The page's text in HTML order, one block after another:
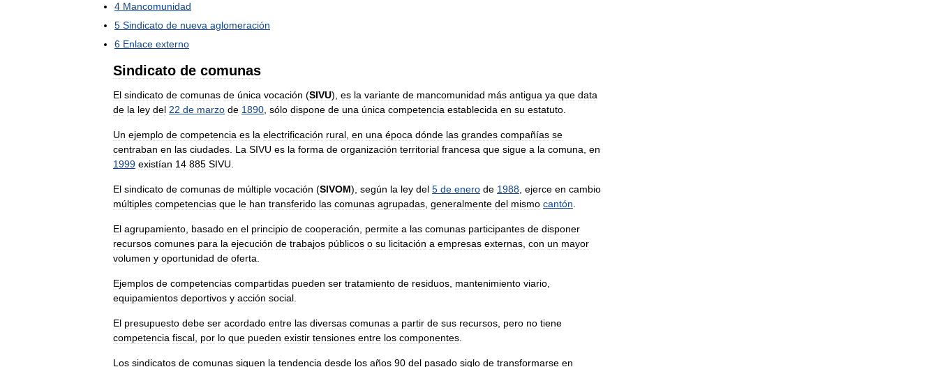
4 Mancomunidad
5 Sindicato de nueva aglomeración
6 Enlace externo
Sindicato de comunas
El sindicato de comunas de única vocación (SIVU), es la variante de mancomunidad más antigua ya que data
de la ley del 22 de marzo de 1890 sólo dispone de una única competencia establecida en su estatuto
Un ejemplo de competencia es la electrificación rural en una época dónde las grandes compañías se
centraban en las ciudades La SIVU es la forma de organización territorial francesa que sigue a la comuna en
1999 existían 14 885 SIVU
El sindicato de comunas de múltiple vocación (SIVOM), según la ley del 5 de enero de 1988 ejerce en cambio
múltiples competencias que le han transferido las comunas agrupadas generalmente del mismo cantón
El agrupamiento basado en el principio de cooperación permite a las comunas participantes de disponer
recursos comunes para la ejecución de trabajos públicos o su licitación a empresas externas con un mayor
volumen y oportunidad de oferta
Ejemplos de competencias compartidas pueden ser tratamiento de residuos mantenimiento viario
equipamientos deportivos y acción social
El presupuesto debe ser acordado entre las diversas comunas a partir de sus recursos pero no tiene
competencia fiscal por lo que pueden existir tensiones entre los componentes
Los sindicatos de comunas siguen la tendencia desde los años 90 del pasado siglo de transformarse en